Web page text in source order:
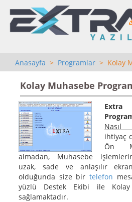
Anasayfa > Programlar > Kolay
Kolay Muhasebe
Extra
Nasıl
ihtiyaç
Ön
almadan, Muhasebe
uzak, sade ve anlaşılır
olduğunda size bir telefon
yüzlü Destek Ekibi ile Kolay
sağlamaktadır.